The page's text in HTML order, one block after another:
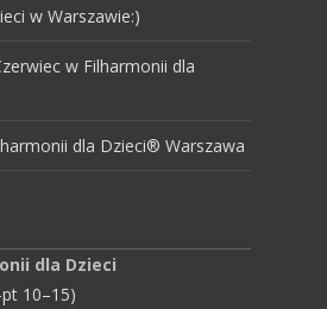
w Warszawie:)
w Filharmonii dla
dla Dzieci® Warszawa
dla Dzieci
10–15)